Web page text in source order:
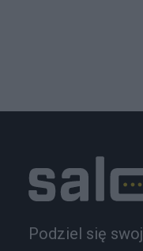
Podziel się